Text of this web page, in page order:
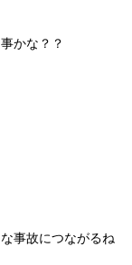
かな？？
事故につながるね